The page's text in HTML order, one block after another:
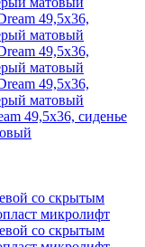
49,5х36, сиденье